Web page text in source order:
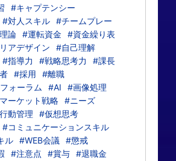
#キャプテンシー
#対人スキル #チームプレー
論 #運転資金
#資金繰り表
アデザイン
#自己理解
#指導力 #戦略思考力
#課長
#採用
#離職
ォーラム
#AI
#画像処理
ーケット戦略 #ニーズ
動管理
#仮想思考
#コミュニケーションスキル
ル #WEB会議
#懲戒
#注意点 #賞与 #退職金